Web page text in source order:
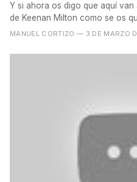
Y si ahora os digo que aquí
de Keenan Milton como se os
MANUEL CORTIZO — 3 DE MARZO